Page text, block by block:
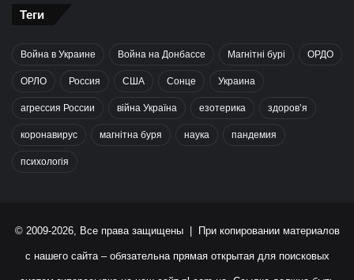
Теги
Война в Украине Война на Донбассе Магнітні бурі ОРДО
ОРЛО Россия США Сонце Украина
агрессия России війна Україна езотерика здоров’я
коронавирус магнітна буря наука пандемия
психологія
© 2009-2026, Все права защищены | При копировании материалов
с нашего сайта – обязательна прямая открытая для поисковых